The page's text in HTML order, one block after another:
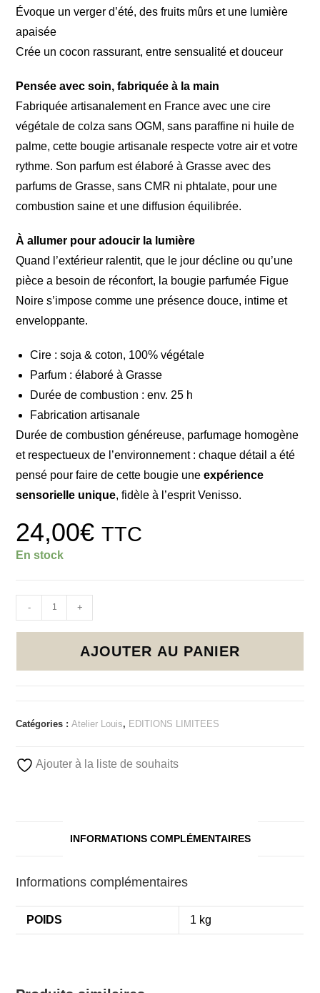
Évoque un verger d’été, des fruits mûrs et une lumière
apaisée
Crée un cocon rassurant, entre sensualité et douceur
Pensée avec soin, fabriquée à la main
Fabriquée artisanalement en France avec une cire
végétale de colza sans OGM, sans paraffine ni huile de
palme, cette bougie artisanale respecte votre air et votre
rythme. Son parfum est élaboré à Grasse avec des
parfums de Grasse, sans CMR ni phtalate, pour une
combustion saine et une diffusion équilibrée.
À allumer pour adoucir la lumière
Quand l’extérieur ralentit, que le jour décline ou qu’une
pièce a besoin de réconfort, la bougie parfumée Figue
Noire s’impose comme une présence douce, intime et
enveloppante.
Cire : soja & coton, 100% végétale
Parfum : élaboré à Grasse
Durée de combustion : env. 25 h
Fabrication artisanale
Durée de combustion généreuse, parfumage homogène
et respectueux de l’environnement : chaque détail a été
pensé pour faire de cette bougie uneexpérience
sensorielle unique, fidèle à l’esprit Venisso.
24,00€ TTC
En stock
- +
AJOUTER AU PANIER
Catégories :Atelier Louis, EDITIONS LIMITEES
Ajouter à la liste de souhaits
INFORMATIONS COMPLÉMENTAIRES
Informations complémentaires
POIDS 1 kg